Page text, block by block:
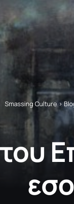
Smassing Culture>